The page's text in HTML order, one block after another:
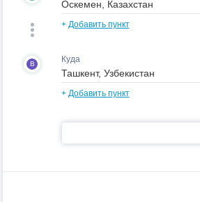
+ Добавить пункт
B Куда
+ Добавить пункт